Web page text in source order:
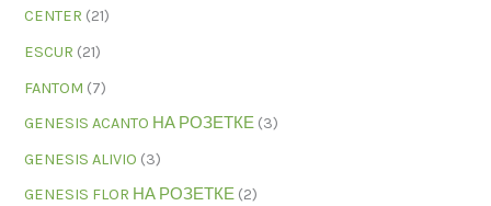
CENTER (21)
ESCUR (21)
FANTOM (7)
GENESIS ACANTO НА РОЗЕТКЕ (3)
GENESIS ALIVIO (3)
GENESIS FLOR НА РОЗЕТКЕ (2)